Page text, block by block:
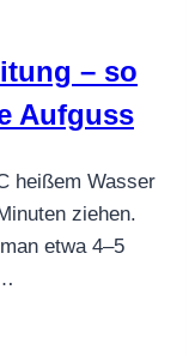
– so
Aufguss
heißem Wasser
ziehen.
etwa 4–5